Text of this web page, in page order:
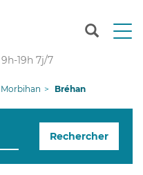
T
n
g
19h 7j/7
Morbihan Bréhan
Rechercher